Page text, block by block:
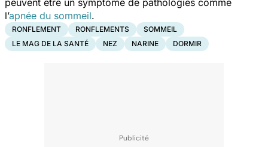
l’apnée du sommeil.
RONFLEMENT RONFLEMENTS
SOMMEIL
LE MAG DE LA SANTÉ
NEZ NARINE DORMIR